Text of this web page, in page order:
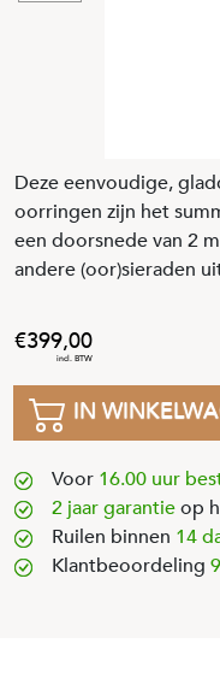
Deze eenvoudige,
oorringen zijn het
een doorsnede van 2
andere (oor)sieraden
399,00
IN
Voor 16.00 uur
2 jaar garantieop
Ruilen binnen 14
Klantbeoordeling